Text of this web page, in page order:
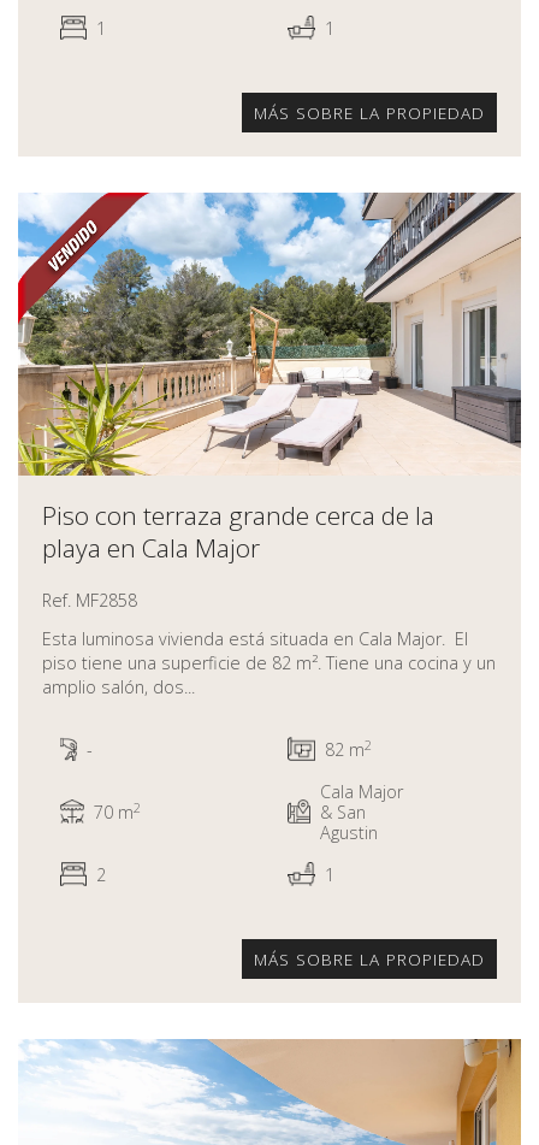
1
1
MÁS SOBRE LA PROPIEDAD
Piso con terraza grande cerca de la
playa en Cala Major
Ref. MF2858
Esta luminosa vivienda está situada en Cala Major. El
piso tiene una superficie de 82 m². Tiene una cocina y un
amplio salón, dos...
- 82 m2
70 m2
Cala Major
& San
Agustin
2
1
MÁS SOBRE LA PROPIEDAD